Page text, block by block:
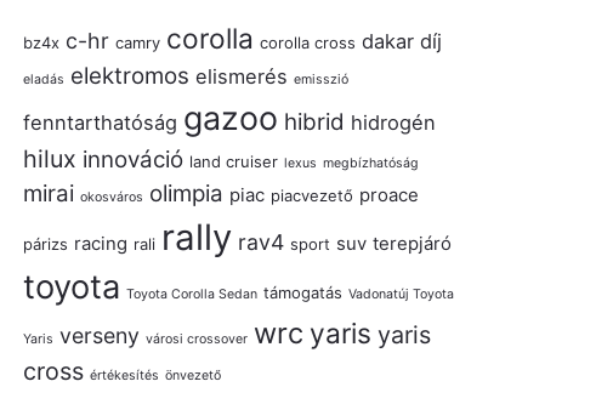
bz4x c-hr camry corolla corolla cross dakar díj
eladás elektromos elismerés emisszió
fenntarthatóság gazoo hibrid hidrogén
hilux innováció land cruiser lexus megbízhatóság
mirai okosváros olimpia piac piacvezető proace
párizs racing rali rally rav4 sport suv terepjáró
toyota Toyota Corolla Sedan támogatás Vadonatúj Toyota
Yaris verseny városi crossover wrc yaris yaris
cross értékesítés önvezető